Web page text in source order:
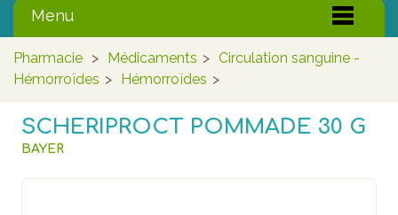
Menu
Pharmacie > Médicaments > Circulation sanguine -
Hémorroïdes > Hémorroïdes >
SCHERIPROCT POMMADE 30 G
BAYER